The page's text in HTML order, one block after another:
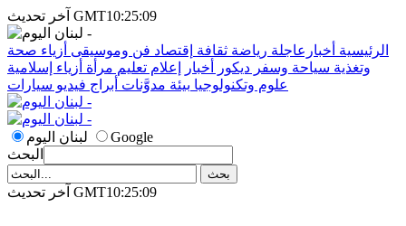
آخر تحديث GMT10:25:09
الرئيسية أخبارعاجلة رياضة ثقافة إقتصاد فن وموسيقى أزياء صحة
وتغذية سياحة وسفر ديكور أخبار إعلام تعليم مرأة أزياء إسلامية
علوم وتكنولوجيا بيئة مدوَّنات أبراج فيديو سيارات
لبنان اليوم
Google
البحث
آخر تحديث GMT10:25:09